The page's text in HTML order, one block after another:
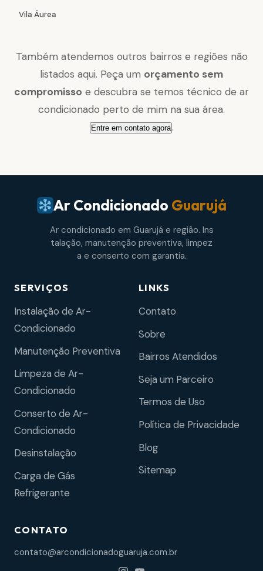
Vila Áurea
Também atendemos outros bairros e regiões não
listados aqui. Peça um orçamento sem
compromisso e descubra se temos técnico de ar
condicionado perto de mim na sua área.
Entre em contato agora.
Ar Condicionado Guarujá
Ar condicionado em Guarujá e região. Ins
talação, manutenção preventiva, limpez
a e conserto com garantia.
SERVIÇOS
Instalação de Ar-
Condicionado
Manutenção Preventiva
Limpeza de Ar-
Condicionado
Conserto de Ar-
Condicionado
Desinstalação
Carga de Gás
Refrigerante
LINKS
Contato
Sobre
Bairros Atendidos
Seja um Parceiro
Termos de Uso
Política de Privacidade
Blog
Sitemap
CONTATO
contato@arcondicionadoguaruja.com.br